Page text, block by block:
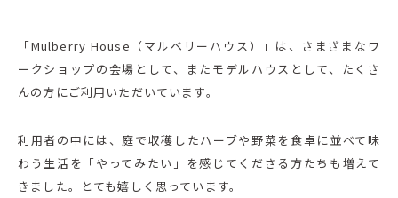
「Mulberry House（マルベリーハウス）」は、さまざまなワ
ークショップの会場として、またモデルハウスとして、たくさ
んの方にご利用いただいています。
利用者の中には、庭で収穫したハーブや野菜を食卓に並べて味
わう生活を「やってみたい」を感じてくださる方たちも増えて
きました。とても嬉しく思っています。